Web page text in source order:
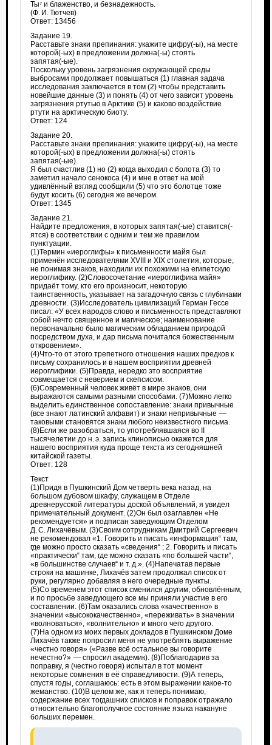
Ты⁷ и блаженство, и безнадежность.
(Ф. И. Тютчев)
Ответ: 13456
Задание 19.
Расставьте знаки препинания: укажите цифру(-⁠ы), на месте
которой(-⁠ых) в предложении должна(-⁠ы) стоять
запятая(-⁠ые).
Поскольку уровень загрязнения окружающей среды
выбросами продолжает повышаться (1) главная задача
исследования заключается в том (2) чтобы представить
новейшие данные (3) и понять (4) от чего зависит уровень
загрязнения ртутью в Арктике (5) и каково воздействие
ртути на арктическую биоту.
Ответ: 124
Задание 20.
Расставьте знаки препинания: укажите цифру(-⁠ы), на месте
которой(-⁠ых) в предложении должна(-⁠ы) стоять
запятая(-⁠ые).
Я был счастлив (1) но (2) когда выходил с болота (3) то
заметил начало сенокоса (4) и мне в ответ на мой
удивлённый взгляд сообщили (5) что это болотце тоже
будут косить (6) сегодня же вечером.
Ответ: 1345
Задание 21.
Найдите предложения, в которых запятая(-ые) ставится(-
ятся) в соответствии с одним и тем же правилом
пунктуации.
(1)Термин «иероглифы» к письменности майя был
применён исследователями XVIII и XIX столетия, которые,
не понимая знаков, находили их похожими на египетскую
иероглифику. (2)Словосочетание «иероглифика майя»
придаёт тому, кто его произносит, некоторую
таинственность, указывает на загадочную связь с глубинами
древности. (3)Исследователь цивилизаций Герман Гессе
писал: «У всех народов слово и письменность представляют
собой нечто священное и магическое; наименование
первоначально было магическим обладанием природой
посредством духа, и дар письма почитался божественным
откровением».
(4)Что-то от этого трепетного отношения наших предков к
письму сохранилось и в нашем восприятии древней
иероглифики. (5)Правда, нередко это восприятие
совмещается с неверием и скепсисом.
(6)Современный человек живёт в мире знаков, они
выражаются самыми разными способами. (7)Можно легко
выделить единственное сопоставление: знаки привычные
(все знают латинский алфавит) и знаки непривычные —
таковыми становятся знаки любого неизвестного письма.
(8)Если же разобраться, то употреблявшаяся во II
тысячелетии до н. э. запись клинописью окажется для
нашего восприятия куда проще текста из сегодняшней
китайской газеты.
Ответ: 128
Текст
(1)Придя в Пушкинский Дом четверть века назад, на
большом дубовом шкафу, служащем в Отделе
древнерусской литературы доской объявлений, я увидел
примечательный документ. (2)Он был озаглавлен «Не
рекомендуется» и подписан заведующим Отделом
Д. С. Лихачёвым. (3)Своим сотрудникам Дмитрий Сергеевич
не рекомендовал «1. Говорить и писать «информация“ там,
где можно просто сказать «сведения“ ; 2. Говорить и писать
«практически“ там, где можно сказать «по большей части“,
«в большинстве случаев“ и т. д.». (4)Напечатав первые
строки на машинке, Лихачёв затем продолжал список от
руки, регулярно добавляя в него очередные пункты.
(5)Со временем этот список сменился другим, обновлённым,
и по просьбе заведующего все мы приняли участие в его
составлении. (6)Там оказались слова «качественно» в
значении «высококачественно», «переживать» в значении
«волноваться», «волнительно» и много чего другого.
(7)На одном из моих первых докладов в Пушкинском Доме
Лихачёв также попросил меня не употреблять выражение
«честно говоря» («Разве всё остальное вы говорите
нечестно?» — спросил академик). (8)Поблагодарив за
поправку, я (честно говоря) испытал в тот момент
некоторые сомнения в её справедливости. (9)А теперь,
спустя годы, соглашаюсь: есть в этом выражении какое-то
жеманство. (10)В целом же, как я теперь понимаю,
содержание всех тогдашних списков и поправок отражало
относительно благополучное состояние языка накануне
больших перемен.